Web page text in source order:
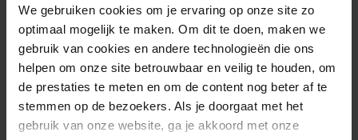
We gebruiken cookies om je ervaring op onze site zo
optimaal mogelijk te maken. Om dit te doen, maken we
gebruik van cookies en andere technologieën die ons
helpen om onze site betrouwbaar en veilig te houden, om
de prestaties te meten en om de content nog beter af te
stemmen op de bezoekers. Als je doorgaat met het
gebruik van onze website, ga je akkoord met onze
Wat is linkbuilding?
Welk linkbuilding pakket past bij mij?
Wat kost een linkbuilding pakket?
Wat voor backlinks worden gegenereerd?
Investeren in Google Ads of SEO?